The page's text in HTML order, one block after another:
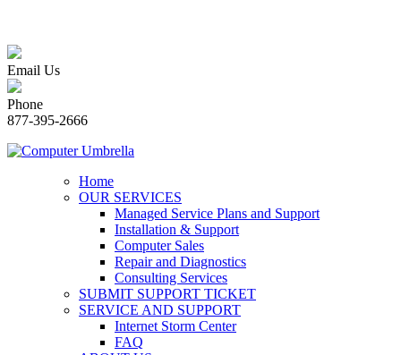
Email Us
Phone
877-395-2666
Home
OUR SERVICES
Managed Service Plans and Support
Installation & Support
Computer Sales
Repair and Diagnostics
Consulting Services
SUBMIT SUPPORT TICKET
SERVICE AND SUPPORT
Internet Storm Center
FAQ